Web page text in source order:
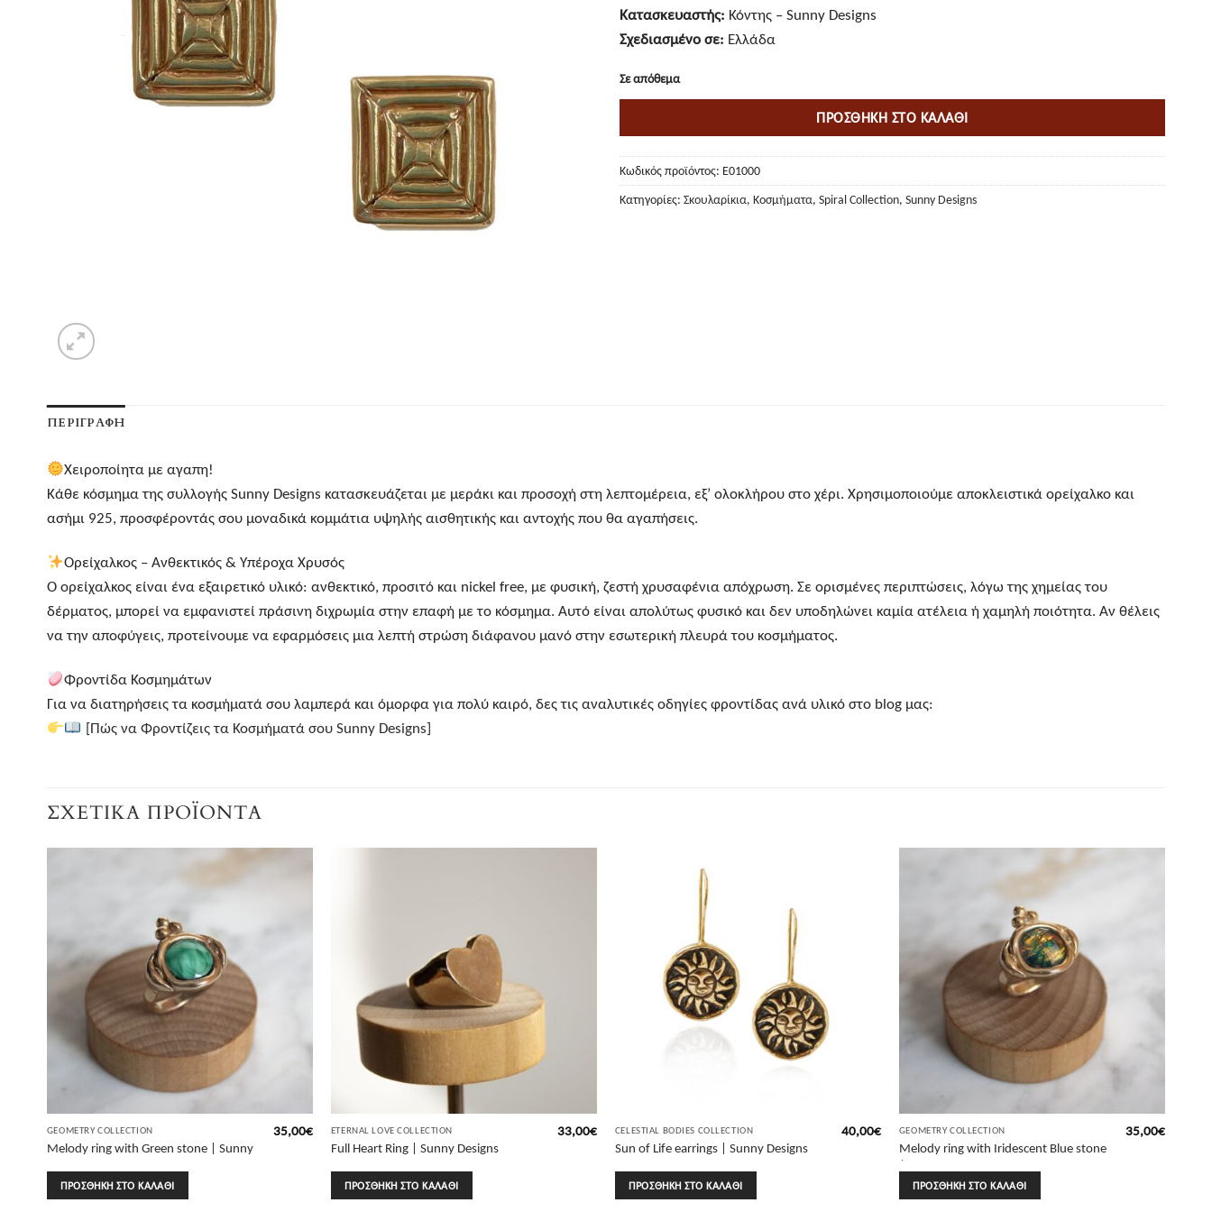
Κατασκευαστής: Κόντης – Sunny Designs
Σχεδιασμένο σε: Ελλάδα
Σε απόθεμα
ΠΡΟΣΘΉΚΗ ΣΤΟ ΚΑΛΆΘΙ
Κωδικός προϊόντος: E01000
Κατηγορίες: Σκουλαρίκια, Κοσμήματα, Spiral Collection, Sunny Designs
ΠΕΡΙΓΡΑΦΉ
Χειροποίητα με αγαπη!
Κάθε κόσμημα της συλλογής Sunny Designs κατασκευάζεται με μεράκι και προσοχή στη λεπτομέρεια, εξ’ ολοκλήρου στο χέρι. Χρησιμοποιούμε αποκλειστικά ορείχαλκο και
ασήμι 925, προσφέροντάς σου μοναδικά κομμάτια υψηλής αισθητικής και αντοχής που θα αγαπήσεις.
Ορείχαλκος – Ανθεκτικός & Υπέροχα Χρυσός
Ο ορείχαλκος είναι ένα εξαιρετικό υλικό: ανθεκτικό, προσιτό και nickel free, με φυσική, ζεστή χρυσαφένια απόχρωση. Σε ορισμένες περιπτώσεις, λόγω της χημείας του
δέρματος, μπορεί να εμφανιστεί πράσινη διχρωμία στην επαφή με το κόσμημα. Αυτό είναι απολύτως φυσικό και δεν υποδηλώνει καμία ατέλεια ή χαμηλή ποιότητα. Αν θέλεις
να την αποφύγεις, προτείνουμε να εφαρμόσεις μια λεπτή στρώση διάφανου μανό στην εσωτερική πλευρά του κοσμήματος.
Φροντίδα Κοσμημάτων
Για να διατηρήσεις τα κοσμήματά σου λαμπερά και όμορφα για πολύ καιρό, δες τις αναλυτικές οδηγίες φροντίδας ανά υλικό στο blog μας:
[Πώς να Φροντίζεις τα Κοσμήματά σου Sunny Designs]
ΣΧΕΤΙΚΆ ΠΡΟΪΌΝΤΑ
GEOMETRY COLLECTION
Melody ring with Green stone | Sunny
35,00€
ΠΡΟΣΘΉΚΗ ΣΤΟ ΚΑΛΆΘΙ
ETERNAL LOVE COLLECTION
Full Heart Ring | Sunny Designs
33,00€
ΠΡΟΣΘΉΚΗ ΣΤΟ ΚΑΛΆΘΙ
CELESTIAL BODIES COLLECTION
Sun of Life earrings | Sunny Designs
40,00€
ΠΡΟΣΘΉΚΗ ΣΤΟ ΚΑΛΆΘΙ
GEOMETRY COLLECTION
Melody ring with Iridescent Blue stone
| Sunny Designs
35,00€
ΠΡΟΣΘΉΚΗ ΣΤΟ ΚΑΛΆΘΙ